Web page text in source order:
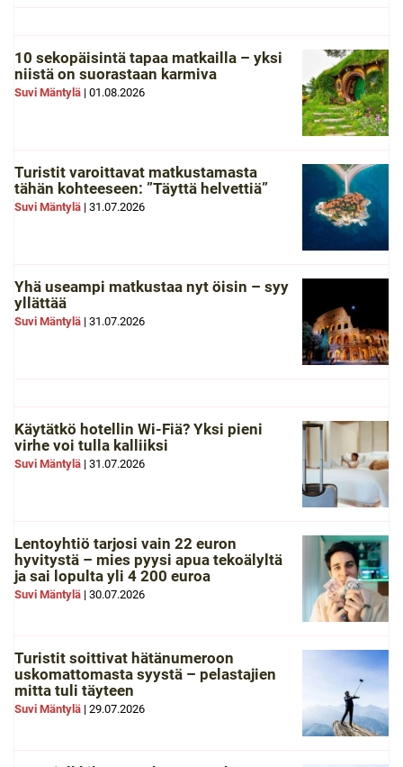
10 sekopäisintä tapaa matkailla – yksi
niistä on suorastaan karmiva
Suvi Mäntylä | 01.08.2026
Turistit varoittavat matkustamasta
tähän kohteeseen: ”Täyttä helvettiä”
Suvi Mäntylä | 31.07.2026
Yhä useampi matkustaa nyt öisin – syy
yllättää
Suvi Mäntylä | 31.07.2026
Käytätkö hotellin Wi-Fiä? Yksi pieni
virhe voi tulla kalliiksi
Suvi Mäntylä | 31.07.2026
Lentoyhtiö tarjosi vain 22 euron
hyvitystä – mies pyysi apua tekoälyltä
ja sai lopulta yli 4 200 euroa
Suvi Mäntylä | 30.07.2026
Turistit soittivat hätänumeroon
uskomattomasta syystä – pelastajien
mitta tuli täyteen
Suvi Mäntylä | 29.07.2026